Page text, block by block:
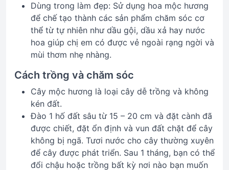
Dùng trong làm đẹp: Sử dụng hoa mộc hương
để chế tạo thành các sản phẩm chăm sóc cơ
thể từ tự nhiên như dầu gội, dầu xả hay nước
hoa giúp chị em có được vẻ ngoài rạng ngời và
mùi thơm nhẹ nhàng.
Cách trồng và chăm sóc
Cây mộc hương là loại cây dễ trồng và không
kén đất.
Đào 1 hố đất sâu từ 15 – 20 cm và đặt cành đã
được chiết, đặt ổn định và vun đất chặt để cây
không bị ngã. Tươi nước cho cây thường xuyên
để cây được phát triển. Sau 1 tháng, bạn có thể
đổi chậu hoặc trồng bất kỳ nơi nào bạn muốn